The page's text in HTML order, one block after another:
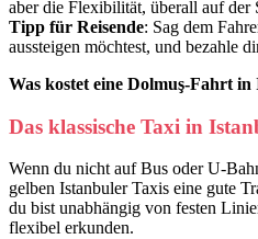
aber die Flexibilität, überall auf der
Tipp für Reisende: Sag dem
aussteigen möchtest, und bezahle
Was kostet eine Dolmuş-Fahrt in
Das klassische Taxi in
Wenn du nicht auf Bus oder U-
gelben Istanbuler Taxis eine gute
du bist unabhängig von festen
flexibel erkunden.